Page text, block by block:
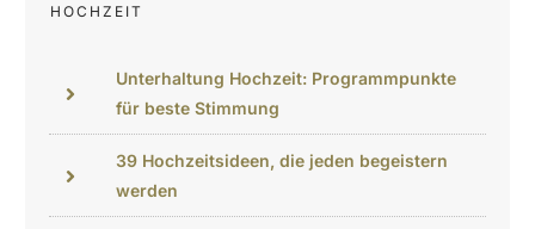
HOCHZEIT
Unterhaltung Hochzeit: Programmpunkte
für beste Stimmung
39 Hochzeitsideen, die jeden begeistern
werden